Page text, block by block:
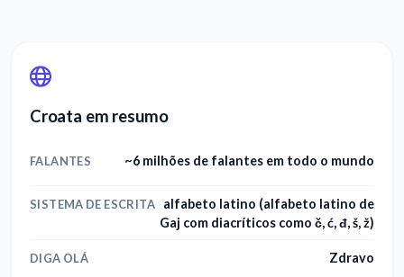
Croata em resumo
FALANTES ~6 milhões de falantes em todo o mundo
SISTEMA DE ESCRITA
alfabeto latino (alfabeto latino de
Gaj com diacríticos como č, ć, đ, š, ž)
DIGA OLÁ Zdravo